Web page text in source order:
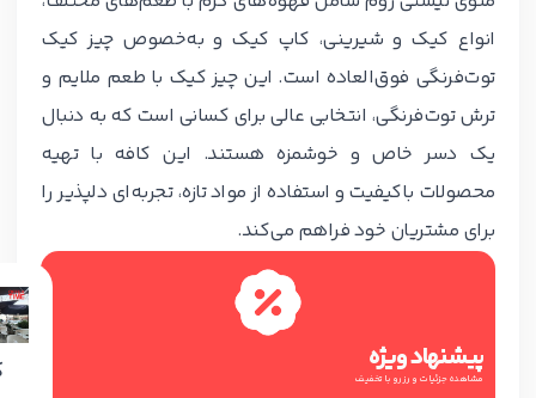
انواع کیک و شیرینی، کاپ کیک و به‌خصوص چیز کیک
توت‌فرنگی فوق‌العاده است. این چیز کیک با طعم ملایم و
ترش توت‌فرنگی، انتخابی عالی برای کسانی است که به دنبال
یک دسر خاص و خوشمزه هستند. این کافه با تهیه
محصولات باکیفیت و استفاده از مواد تازه، تجربه‌ای دلپذیر را
برای مشتریان خود فراهم می‌کند.
پیشنهاد ویژه
مشاهده جزئیات و رزرو با تخفیف